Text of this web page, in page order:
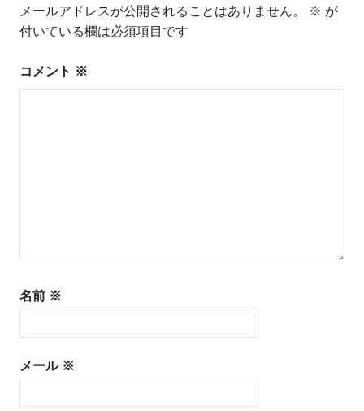
ゲ
ー
メールアドレスが公開されることはありません。 ※ が
付いている欄は必須項目です
コメント ※
名前 ※
メール※